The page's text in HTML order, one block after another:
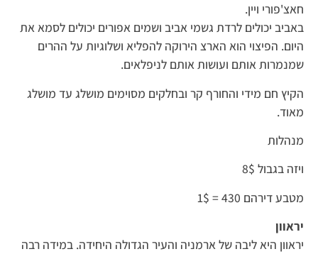
חאצ'פורי ויין.
באביב יכולים לרדת גשמי אביב ושמים אפורים יכולים לסמא את
היום. הפיצוי הוא הארצ הירוקה להפליא ושלוגיות על ההרים
שמנמרות אותם ועושות אותם לניפלאים.
הקיץ חם מידי והחורף קר ובחלקים מסוימים מושלג עד מושלג
מאוד.
מנהלות
ויזה בגבול 8$
מטבע דירהם 430 = 1$
יראוון
יראוון היא ליבה של ארמניה והעיר הגדולה היחידה. במידה רבה